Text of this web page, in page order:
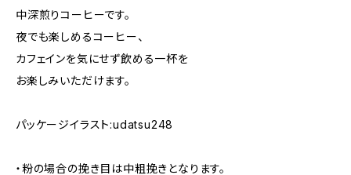
中深煎りコーヒーです。
夜でも楽しめるコーヒー、
カフェインを気にせず飲める一杯を
お楽しみいただけます。
パッケージイラスト:udatsu248
・粉の場合の挽き目は中粗挽きとなります。